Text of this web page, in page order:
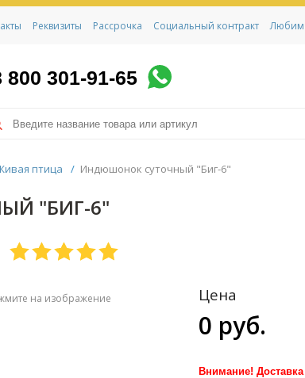
Реквизиты Рассрочка Социальный контракт
800 301-91-65
птица / Индюшонок суточный "Биг-6"
"БИГ-6"
на изображение Цена
0 руб.
Внимание!